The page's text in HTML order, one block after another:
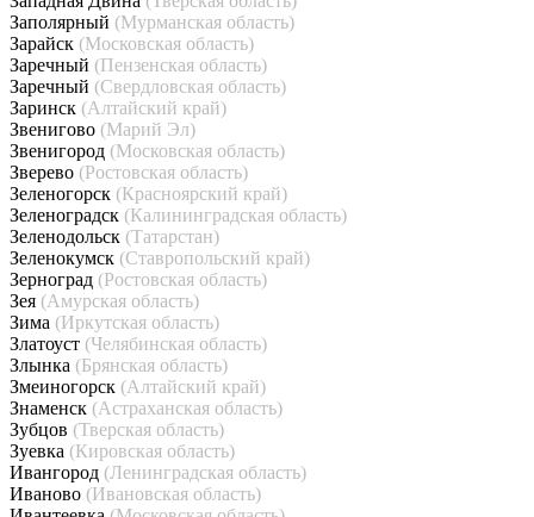
Заполярный (Мурманская область)
Зарайск (Московская область)
Заречный (Пензенская область)
Заречный (Свердловская область)
Заринск (Алтайский край)
Звенигово (Марий Эл)
Звенигород (Московская область)
Зверево (Ростовская область)
Зеленогорск (Красноярский край)
Зеленоградск (Калининградская область)
Зеленодольск (Татарстан)
Зеленокумск (Ставропольский край)
Зерноград (Ростовская область)
Зея (Амурская область)
Зима (Иркутская область)
Златоуст (Челябинская область)
Злынка (Брянская область)
Змеиногорск (Алтайский край)
Знаменск (Астраханская область)
Зубцов (Тверская область)
Зуевка (Кировская область)
Ивангород (Ленинградская область)
Иваново (Ивановская область)